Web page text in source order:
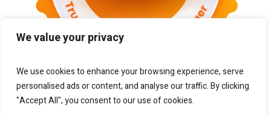
We value your privacy
We use cookies to enhance your browsing experience, serve
personalised ads or content, and analyse our traffic. By clicking
"Accept All", you consent to our use of cookies.